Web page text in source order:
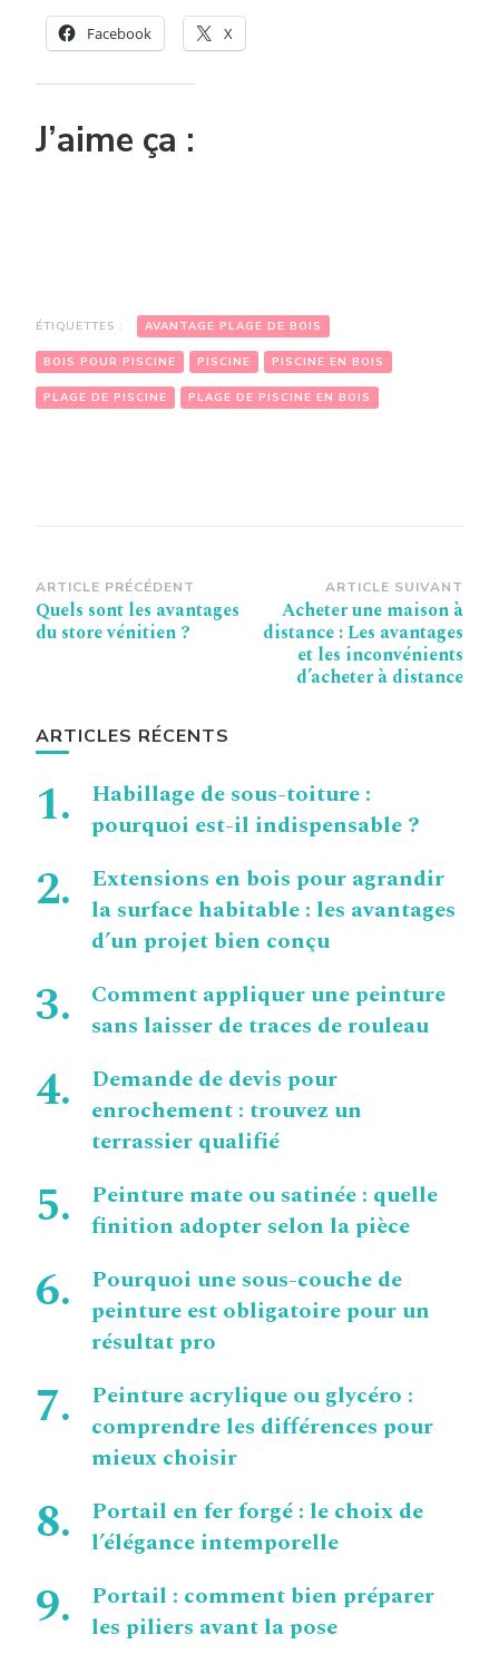
Facebook X
J’aime ça :
ÉTIQUETTES : AVANTAGE PLAGE DE BOIS
BOIS POUR PISCINE PISCINE PISCINE EN BOIS
PLAGE DE PISCINE PLAGE DE PISCINE EN BOIS
Navigation
d’article
ARTICLE PRÉCÉDENT
Quels sont les avantages
du store vénitien ?
ARTICLE SUIVANT
Acheter une maison à
distance : Les avantages
et les inconvénients
d’acheter à distance
ARTICLES RÉCENTS
Habillage de sous-toiture :
pourquoi est-il indispensable ?
Extensions en bois pour agrandir
la surface habitable : les avantages
d’un projet bien conçu
Comment appliquer une peinture
sans laisser de traces de rouleau
Demande de devis pour
enrochement : trouvez un
terrassier qualifié
Peinture mate ou satinée : quelle
finition adopter selon la pièce
Pourquoi une sous-couche de
peinture est obligatoire pour un
résultat pro
Peinture acrylique ou glycéro :
comprendre les différences pour
mieux choisir
Portail en fer forgé : le choix de
l’élégance intemporelle
Portail : comment bien préparer
les piliers avant la pose